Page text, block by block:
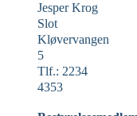
Jesper Krog
Slot
Kløvervangen
5
Tlf.: 2234
4353